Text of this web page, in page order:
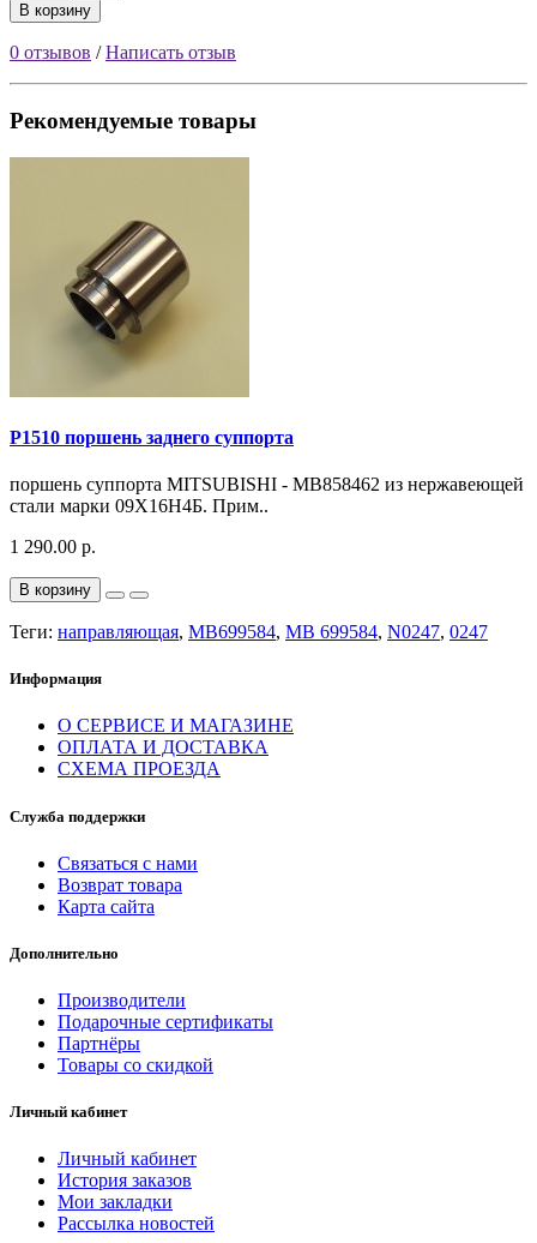
В корзину
0 отзывов /Написать отзыв
Рекомендуемые товары
P1510 поршень заднего суппорта
поршень суппорта MITSUBISHI - MB858462 из нержавеющей
стали марки 09Х16Н4Б. Прим..
1 290.00 р.
В корзину
Теги: направляющая, MB699584, MB 699584, N0247, 0247
Информация
О СЕРВИСЕ И МАГАЗИНЕ
ОПЛАТА И ДОСТАВКА
СХЕМА ПРОЕЗДА
Служба поддержки
Связаться с нами
Возврат товара
Карта сайта
Дополнительно
Производители
Подарочные сертификаты
Партнёры
Товары со скидкой
Личный кабинет
Личный кабинет
История заказов
Мои закладки
Рассылка новостей